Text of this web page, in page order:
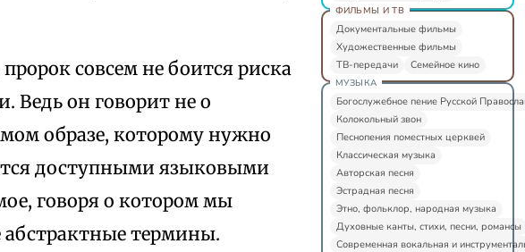
совсем не боится риска
Ведь он говорит не о
образе, которому нужно
доступными языковыми
говоря о котором мы
термины.
ФИЛЬМЫ И ТВ
Документальные фильмы
Художественные фильмы
ТВ-передачи
Семейное кино
МУЗЫКА
Богослужебное пение Русской
Колокольный звон
Песнопения поместных церквей
Классическая музыка
Авторская песня
Эстрадная песня
Этно, фольклор, народная музыка
Духовные канты, стихи, песни, романсы
Современная вокальная и